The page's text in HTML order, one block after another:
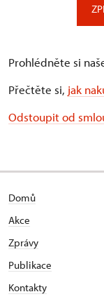
Prohlédněte si
Přečtěte si, jak
Odstoupit od
Domů
Akce
Zprávy
Publikace
Kontakty